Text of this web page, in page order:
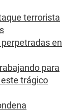
terrorista
en
para
trágico